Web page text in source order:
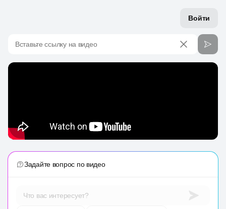
Войти
Вставьте ссылку на видео
Задайте вопрос по видео
Что вас интересует?